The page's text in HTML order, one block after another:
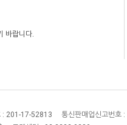
바랍니다.
: 201-17-52813 통신판매업신고번호 :